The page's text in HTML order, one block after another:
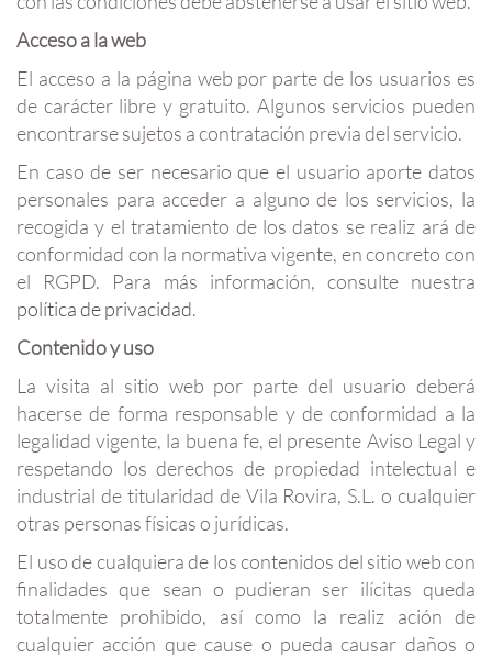
Acceso a la web
El acceso a la página web por parte de los usuarios es
de carácter libre y gratuito. Algunos servicios pueden
encontrarse sujetos a contratación previa del servicio.
En caso de ser necesario que el usuario aporte datos
personales para acceder a alguno de los servicios, la
recogida y el tratamiento de los datos se realiz ará de
conformidad con la normativa vigente, en concreto con
el RGPD. Para más información, consulte nuestra
política de privacidad.
Contenido y uso
La visita al sitio web por parte del usuario deberá
hacerse de forma responsable y de conformidad a la
legalidad vigente, la buena fe, el presente Aviso Legal y
respetando los derechos de propiedad intelectual e
industrial de titularidad de Vila Rovira, S.L. o cualquier
otras personas físicas o jurídicas.
El uso de cualquiera de los contenidos del sitio web con
finalidades que sean o pudieran ser ilícitas queda
totalmente prohibido, así como la realiz ación de
cualquier acción que cause o pueda causar daños o